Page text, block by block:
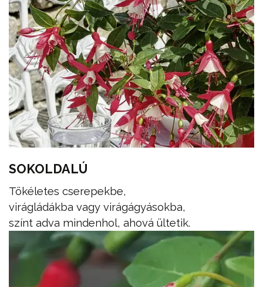
SOKOLDALÚ
Tökéletes cserepekbe,
virágládákba vagy virágágyásokba,
színt adva mindenhol, ahová ültetik.